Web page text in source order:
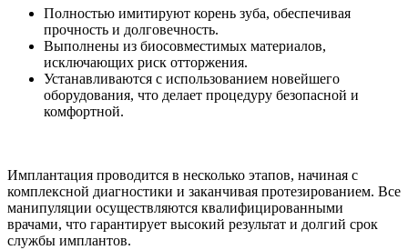
Полностью имитируют корень зуба, обеспечивая
прочность и долговечность.
Выполнены из биосовместимых материалов,
исключающих риск отторжения.
Устанавливаются с использованием новейшего
оборудования, что делает процедуру безопасной и
комфортной.
Имплантация проводится в несколько этапов, начиная с
комплексной диагностики и заканчивая протезированием. Все
манипуляции осуществляются квалифицированными
врачами, что гарантирует высокий результат и долгий срок
службы имплантов.